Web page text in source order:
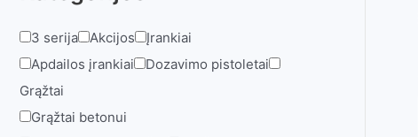
3 serija Akcijos
Įrankiai
Apdailos įrankiai
Dozavimo pistoletai
Grąžtai
Grąžtai betonui